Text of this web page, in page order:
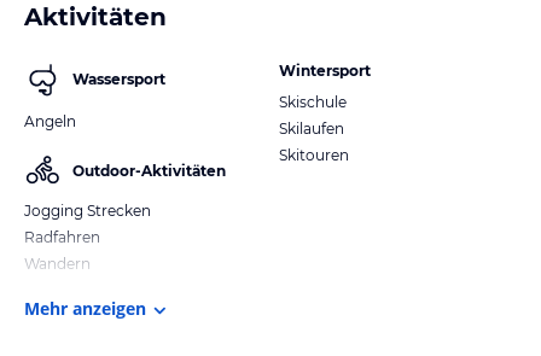
Aktivitäten
Wassersport
Angeln
Outdoor-Aktivitäten
Jogging Strecken
Radfahren
Wandern
Wintersport
Skischule
Skilaufen
Skitouren
Mehr anzeigen